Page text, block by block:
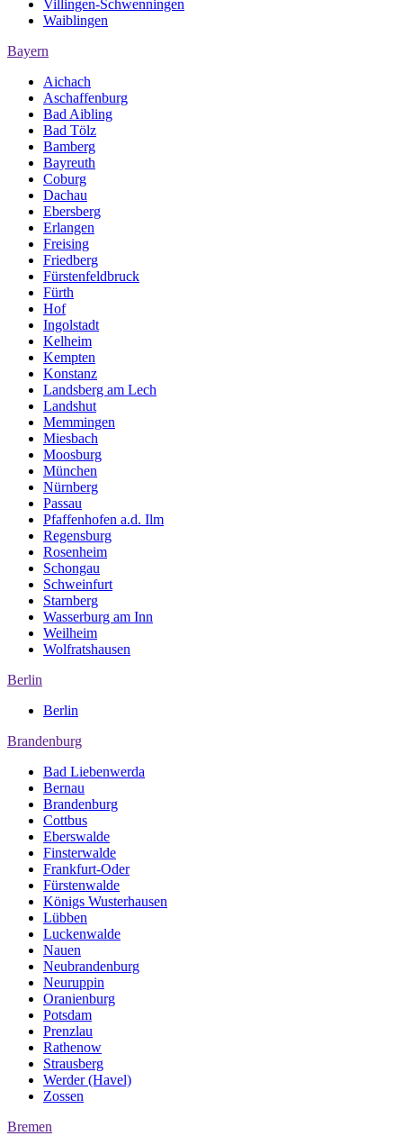
Villingen-Schwenningen
Waiblingen
Bayern
Aichach
Aschaffenburg
Bad Aibling
Bad Tölz
Bamberg
Bayreuth
Coburg
Dachau
Ebersberg
Erlangen
Freising
Friedberg
Fürstenfeldbruck
Fürth
Hof
Ingolstadt
Kelheim
Kempten
Konstanz
Landsberg am Lech
Landshut
Memmingen
Miesbach
Moosburg
München
Nürnberg
Passau
Pfaffenhofen a.d. Ilm
Regensburg
Rosenheim
Schongau
Schweinfurt
Starnberg
Wasserburg am Inn
Weilheim
Wolfratshausen
Berlin
Berlin
Brandenburg
Bad Liebenwerda
Bernau
Brandenburg
Cottbus
Eberswalde
Finsterwalde
Frankfurt-Oder
Fürstenwalde
Königs Wusterhausen
Lübben
Luckenwalde
Nauen
Neubrandenburg
Neuruppin
Oranienburg
Potsdam
Prenzlau
Rathenow
Strausberg
Werder (Havel)
Zossen
Bremen